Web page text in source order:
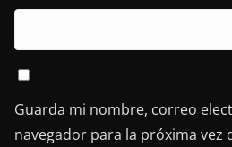
Guarda mi nombre, correo
navegador para la próxima vez